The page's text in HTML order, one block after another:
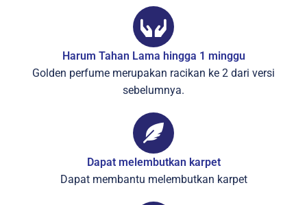
Harum Tahan Lama hingga 1 minggu
Golden perfume merupakan racikan ke 2 dari versi
sebelumnya.
Dapat melembutkan karpet
Dapat membantu melembutkan karpet